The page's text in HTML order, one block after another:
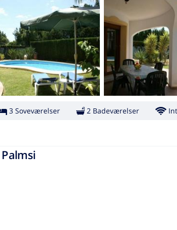
3 Soveværelser 2 Badeværelser